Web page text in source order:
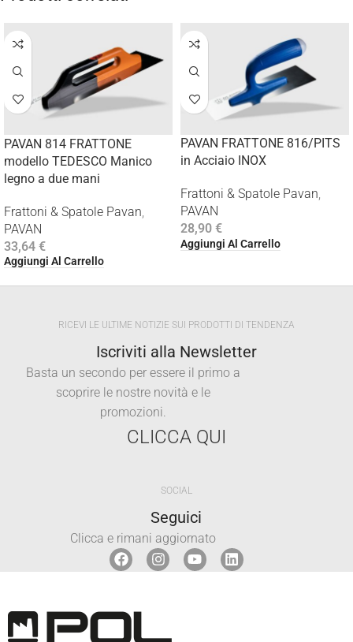
PAVAN 814 FRATTONE
modello TEDESCO Manico
legno a due mani
Frattoni & Spatole Pavan
PAVAN
33,64 €
Aggiungi Al Carrello
PAVAN FRATTONE 816/PITS
in Acciaio INOX
Frattoni & Spatole Pavan,
PAVAN
28,90 €
Aggiungi Al Carrello
RICEVI LE ULTIME NOTIZIE SUI PRODOTTI DI TENDENZA
Iscriviti alla Newsletter
Basta un secondo per essere il primo a
scoprire le nostre novità e le
promozioni.
CLICCA QUI
SOCIAL
Seguici
Clicca e rimani aggiornato